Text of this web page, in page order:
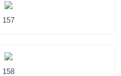
157
158